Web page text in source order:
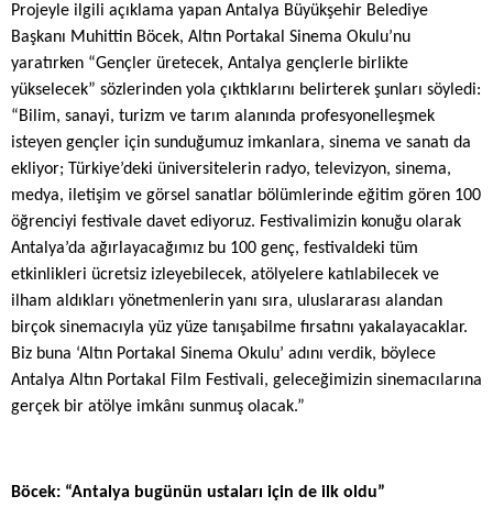
Projeyle ilgili açıklama yapan Antalya Büyükşehir Belediye
Başkanı Muhittin Böcek, Altın Portakal Sinema Okulu’nu
yaratırken “Gençler üretecek, Antalya gençlerle birlikte
yükselecek” sözlerinden yola çıktıklarını belirterek şunları söyledi:
“Bilim, sanayi, turizm ve tarım alanında profesyonelleşmek
isteyen gençler için sunduğumuz imkanlara, sinema ve sanatı da
ekliyor; Türkiye’deki üniversitelerin radyo, televizyon, sinema,
medya, iletişim ve görsel sanatlar bölümlerinde eğitim gören 100
öğrenciyi festivale davet ediyoruz. Festivalimizin konuğu olarak
Antalya’da ağırlayacağımız bu 100 genç, festivaldeki tüm
etkinlikleri ücretsiz izleyebilecek, atölyelere katılabilecek ve
ilham aldıkları yönetmenlerin yanı sıra, uluslararası alandan
birçok sinemacıyla yüz yüze tanışabilme fırsatını yakalayacaklar.
Biz buna ‘Altın Portakal Sinema Okulu’ adını verdik, böylece
Antalya Altın Portakal Film Festivali, geleceğimizin sinemacılarına
gerçek bir atölye imkânı sunmuş olacak.”
Böcek: “Antalya bugünün ustaları için de ilk oldu”